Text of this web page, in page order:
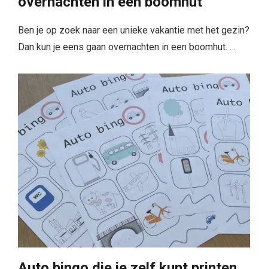
Ben je op zoek naar een unieke vakantie met het gezin?
Dan kun je eens gaan overnachten in een boomhut. …